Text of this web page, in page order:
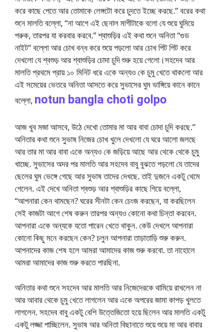
করে কাছে পেতে আর তোমাকে লেঙ্গটো করে চুদতে ইচ্ছে করছে.” বরের কথা
শুনে মালতি বল্লো, “না আগে এই ছেনাল মাগীটাকে বলো যে শুয়ে ঘুমিয়ে
পরুক, তারপর যা করবার করবে.” শ্বাশুড়ির এই কথা শুনে অনিতা “গুড
নাইট” বল্লো আর চোখ বন্ধ করে শুয়ে পড়লো আর চোখ পিট পিট করে
দেখলো যে শ্বশুড় আর শ্বাশুড়ির চোদা চুদি শুরু হয়ে গেলো।সহদেব আর
মালতি প্রথমে প্রায় ১০ মিনিট ধরে একে অন্যও কে চুমু খেতে থাকলো আর
এই সমেয়ের ভেতরে অনিতা আসতে করে সুভাসের ঘুম ভাঙ্গিয়ে কানে কানে
বল্লো, notun bangla choti golpo
আজ খুব মজা আসবে, উঠে দেখো তোমার মা আর বাবা চোদা চুদি করছে.”
অনিতার কথা শুনে সুভাষ নিজের চোখ খুলে দেখলো যে ঘরে আলো জলছে
আর তার মা আর বাবা একে অন্যও কে জড়িয়ে আছে আর থেকে থেকে চুমু
খাচ্ছে. সুভাসের অদর পর মালতি আর সহদেব বাবু বুঝতে পড়লো যে তাদের
ছেলের ঘুম ভেঙ্গে গেছে আর সুভাষ তাদের দেখছে. তাই দুজনে একটু থেমে
গেলেন. এই দেখে অনিতা শ্বশুড় আর শ্বাশুড়ির কাছে গিয়ে বল্লো,
“আপনারা কেন থামছেন? ঘরের সীনটা কেন চেংজ করছেন, যা করছিলেন
সেই কাজটা আগে শেষ করুন তারপর অন্যও কোনো কথা চিন্তা করবেন.
আপনারা একে অন্যকে যতো পারেন খেতে থাকুন. কেউ দেখলে আপনারা
কোনো কিছু মনে করছেন কেন? চলুন আপনারা তাড়াতাড়ি শুরু করুন.
আপনাদের কাজ শেষ হলে আমরা আমাদের কাজ শুরু করবো. তা নাহোলে
আমরা আমাদের কাজ শুরু করতে পারছিনা.
অনিতার কথা শুনে সহদেব আর মালতি আর নিজেদেরকে থামিয়ে রাখলেন না
আর আবার থেকে চুমু খেতে লাগলেন আর একে অপরের জামা কাপড় খুলতে
লাগলেন. সহদেব বাবু একটু বেশি উত্তেজিতো হয়ে ছিলেন আর মালতি একটু
একটু লজ্জা পাচ্ছিলেন. সুভাষ আর অনিতা বিছানাতে শুয়ে শুয়ে মা আর বাবার